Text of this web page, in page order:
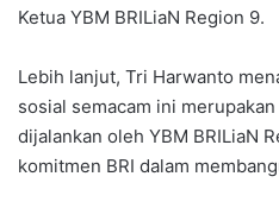
Ketua YBM BRILiaN Region 9.
Lebih lanjut, Tri Harwanto
sosial semacam ini
dijalankan oleh YBM BRILiaN
komitmen BRI dalam